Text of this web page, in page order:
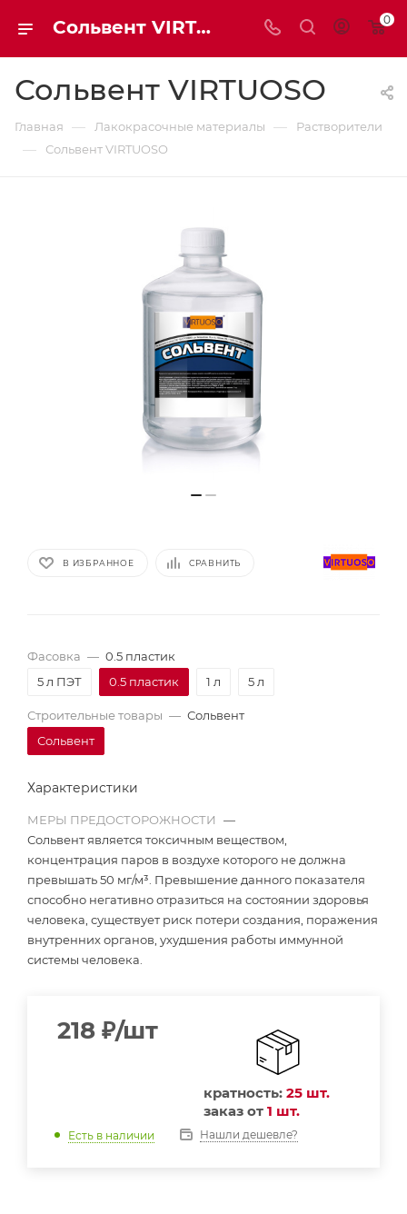
Сольвент VIRTUOSO | Мaxim-stroy 0
Сольвент VIRTUOSO
Главная — Лакокрасочные материалы — Растворители
— Сольвент VIRTUOSO
В ИЗБРАННОЕ СРАВНИТЬ
Фасовка — 0.5 пластик
5 л ПЭТ
0.5 пластик 1 л 5 л
Строительные товары — Сольвент
Сольвент
Характеристики
МЕРЫ ПРЕДОСТОРОЖНОСТИ
—
Сольвент является токсичным веществом,
концентрация паров в воздухе которого не должна
превышать 50 мг/м³. Превышение данного показателя
способно негативно отразиться на состоянии здоровья
человека, существует риск потери создания, поражения
внутренних органов, ухудшения работы иммунной
системы человека.
218 ₽/шт
кратность: 25 шт.
заказ от 1 шт.
Есть в наличии Нашли дешевле?